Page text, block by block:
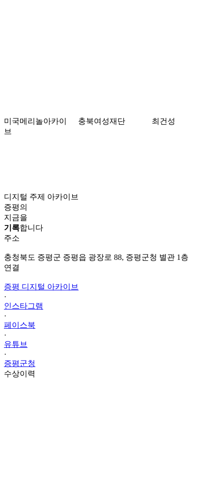
미국메리놀아카이
브
충북여성재단 최건성
디지털 주제 아카이브
증평의
지금을
기록합니다
주소
충청북도 증평군 증평읍 광장로 88, 증평군청 별관 1층
연결
증평 디지털 아카이브
·
인스타그램
·
페이스북
·
유튜브
·
증평군청
수상이력